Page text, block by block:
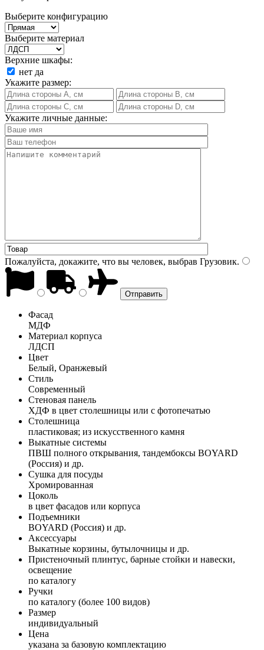
Выберите конфигурацию
Выберите материал
Верхние шкафы:
нет да
Укажите размер:
Укажите личные данные:
Пожалуйста, докажите, что вы человек, выбрав Грузовик.
Фасад
МДФ
Материал корпуса
ЛДСП
Цвет
Белый, Оранжевый
Стиль
Современный
Стеновая панель
ХДФ в цвет столешницы или с фотопечатью
Столешница
пластиковая; из искусственного камня
Выкатные системы
ПВШ полного открывания, тандембоксы BOYARD
(Россия) и др.
Сушка для посуды
Хромированная
Цоколь
в цвет фасадов или корпуса
Подъемники
BOYARD (Россия) и др.
Аксессуары
Выкатные корзины, бутылочницы и др.
Пристеночный плинтус, барные стойки и навески,
освещение
по каталогу
Ручки
по каталогу (более 100 видов)
Размер
индивидуальный
Цена
указана за базовую комплектацию